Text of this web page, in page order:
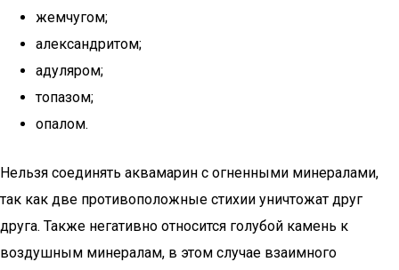
жемчугом;
александритом;
адуляром;
топазом;
опалом.
Нельзя соединять аквамарин с огненными минералами,
так как две противоположные стихии уничтожат друг
друга. Также негативно относится голубой камень к
воздушным минералам, в этом случае взаимного